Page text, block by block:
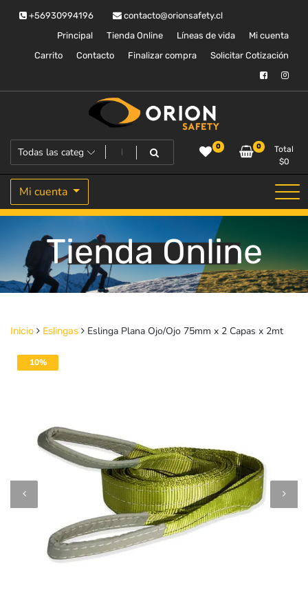
+56930994196
contacto@orionsafety.cl
Principal
Tienda Online Líneas de vida
Mi cuenta
Carrito
Contacto Finalizar compra Solicitar Cotización
Orion Safety
Equipos de proteccion personal 0 0
Total
$0
Mi cuenta
Tienda Online
Inicio Eslingas Eslinga Plana Ojo/Ojo 75mm x 2 Capas x 2mt
10%